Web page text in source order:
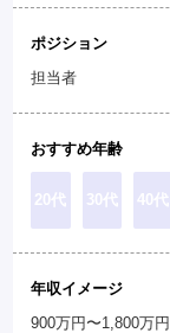
ポジション
担当者
おすすめ年齢
20代 30代 40代
年収イメージ
900万円〜1,800万円